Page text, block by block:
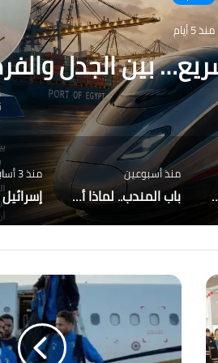
منذ 5 أيام
بين الجدل
يعيش عصر الكوارث المناخية؟
منذ أسبوعين
باب المندب.. لماذا أصبحت إيران والحوثيون التهديد الأكبر لاستقرار المنطقة؟
منذ 3 أسابيع